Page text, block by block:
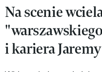
Nasze akcje
VIVA!ART
VIVA!MODA
Na scenie
i kariera